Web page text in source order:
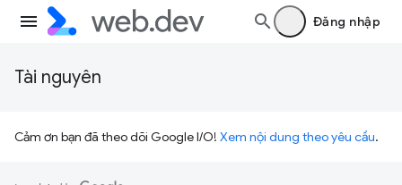
Đăng nhập
Tài nguyên
Cảm ơn bạn đã theo dõi Google I/O! Xem nội dung theo yêu cầu.